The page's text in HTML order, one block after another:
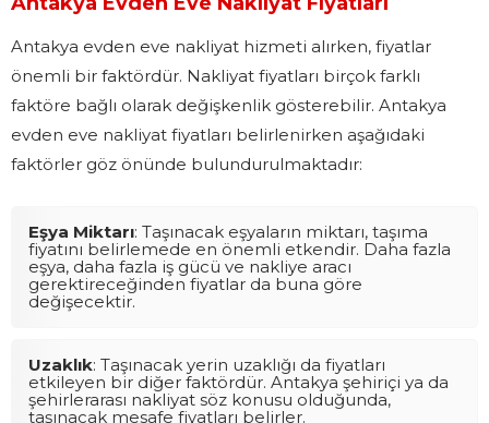
Antakya evden eve nakliyat hizmeti alırken, fiyatlar
önemli bir faktördür. Nakliyat fiyatları birçok farklı
faktöre bağlı olarak değişkenlik gösterebilir. Antakya
evden eve nakliyat fiyatları belirlenirken aşağıdaki
faktörler göz önünde bulundurulmaktadır:
Eşya Miktarı: Taşınacak eşyaların miktarı, taşıma
fiyatını belirlemede en önemli etkendir. Daha fazla
eşya, daha fazla iş gücü ve nakliye aracı
gerektireceğinden fiyatlar da buna göre
değişecektir.
Uzaklık: Taşınacak yerin uzaklığı da fiyatları
etkileyen bir diğer faktördür. Antakya şehiriçi ya da
şehirlerarası nakliyat söz konusu olduğunda,
taşınacak mesafe fiyatları belirler.